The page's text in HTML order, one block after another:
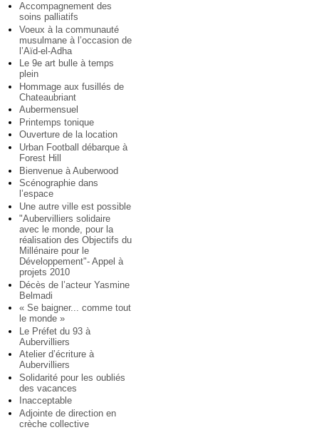
Accompagnement des
soins palliatifs
Voeux à la communauté
musulmane à l’occasion de
l’Aïd-el-Adha
Le 9e art bulle à temps
plein
Hommage aux fusillés de
Chateaubriant
Aubermensuel
Printemps tonique
Ouverture de la location
Urban Football débarque à
Forest Hill
Bienvenue à Auberwood
Scénographie dans
l’espace
Une autre ville est possible
"Aubervilliers solidaire
avec le monde, pour la
réalisation des Objectifs du
Millénaire pour le
Développement"- Appel à
projets 2010
Décès de l’acteur Yasmine
Belmadi
« Se baigner... comme tout
le monde »
Le Préfet du 93 à
Aubervilliers
Atelier d’écriture à
Aubervilliers
Solidarité pour les oubliés
des vacances
Inacceptable
Adjointe de direction en
crèche collective